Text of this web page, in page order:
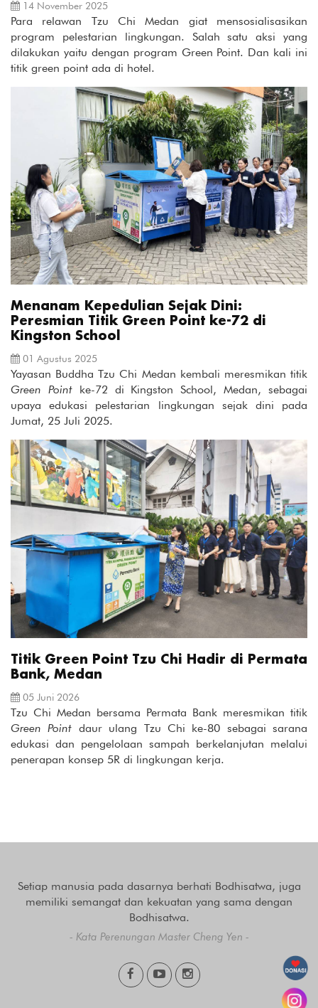
14 November 2025
Para relawan Tzu Chi Medan giat mensosialisasikan
program pelestarian lingkungan. Salah satu aksi yang
dilakukan yaitu dengan program Green Point. Dan kali ini
titik green point ada di hotel.
Menanam Kepedulian Sejak Dini:
Peresmian Titik Green Point ke-72 di
Kingston School
01 Agustus 2025
Yayasan Buddha Tzu Chi Medan kembali meresmikan titik
Green Pointke-72 di Kingston School, Medan, sebagai
upaya edukasi pelestarian lingkungan sejak dini pada
Jumat, 25 Juli 2025.
Titik Green Point Tzu Chi Hadir di Permata
Bank, Medan
05 Juni 2026
Tzu Chi Medan bersama Permata Bank meresmikan titik
Green Point daur ulang Tzu Chi ke-80 sebagai sarana
edukasi dan pengelolaan sampah berkelanjutan melalui
penerapan konsep 5R di lingkungan kerja.
Setiap manusia pada dasarnya berhati Bodhisatwa, juga
memiliki semangat dan kekuatan yang sama dengan
Bodhisatwa.
- Kata Perenungan Master Cheng Yen -